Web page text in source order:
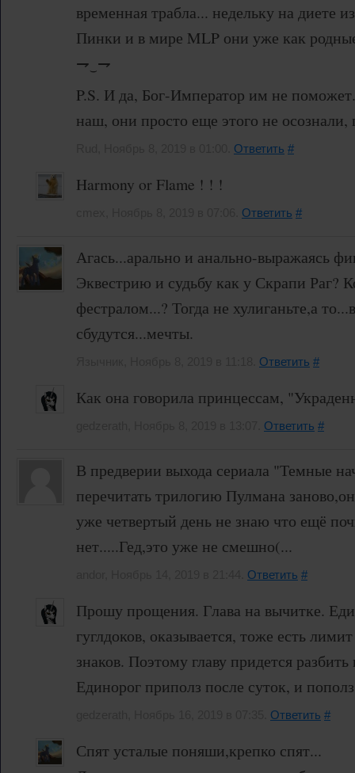
временная трабла... недельку на диете
Пинки и в мире MLP они уже как
⇁‿⇁
P.S. И да, Бог-Император им не
наш, они просто еще этого не осознали,
Ответить #
Harmony or Flame ! ! !
Ответить #
Агась...арально и анально-выражаясь
Эквестрию и судьбу как у Скрапи Раг?
фестралом...? Тогда не хулиганьте,а
сбудутся...мечты.
Ответить #
Как она говорила принцессам,
Ответить #
В предверии выхода сериала "Темные
перечитать трилогию Пулмана
уже четвертый день не знаю что ещё
нет.....Гед,это уже не смешно(...
Ответить #
Прошу прощения. Глава на вычитке.
гуглдоков, оказывается, тоже есть
знаков. Поэтому главу придется
Единорог приполз после суток, и
Ответить #
Спят усталые поняши,крепко спят...